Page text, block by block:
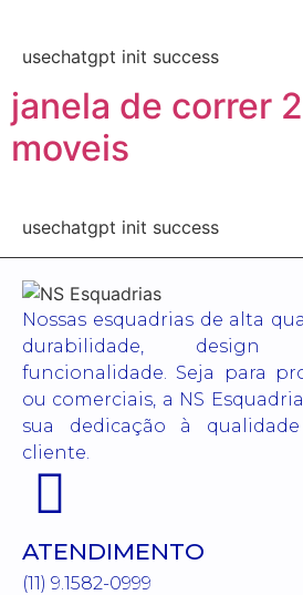
usechatgpt init success
janela de correr
moveis
usechatgpt init success
Nossas esquadrias de alta
durabilidade, design
funcionalidade. Seja para
ou comerciais, a NS
sua dedicação à
cliente.
ATENDIMENTO
(11) 9.1582-0999